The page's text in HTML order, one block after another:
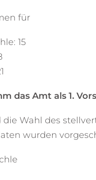
für
15
das Amt als 1.
die Wahl des
wurden